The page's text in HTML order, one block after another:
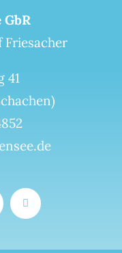
GbR
Friesacher
41